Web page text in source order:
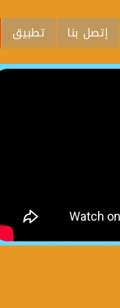
إتصل بنا تطبيق